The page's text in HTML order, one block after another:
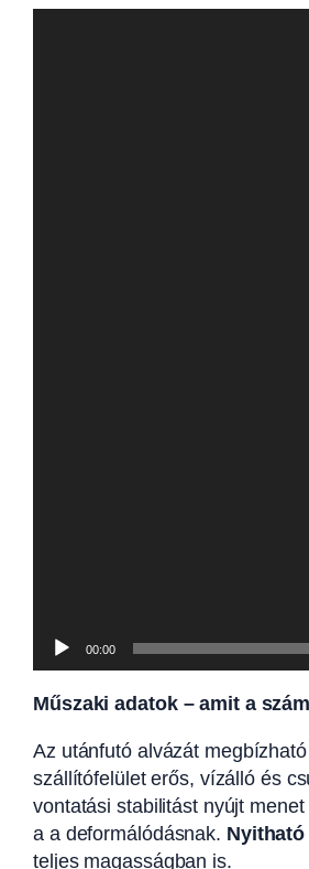
00:00
Műszaki adatok – amit a
Az utánfutó alvázát
szállítófelület erős, vízálló és
vontatási stabilitást nyújt
a a deformálódásnak.
teljes magasságban is.